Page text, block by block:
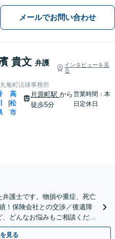
メールでお問い合わせ
貴文 弁護
インタビューを見
る
亀町法律事務所
|
高
松
市
片原町駅 から
徒歩5分
営業時間：本
日定休日
弁護士です。物損や重症、死亡
！保険会社との交渉／後遺障
どんなお悩みもご相談くださ
【片原町駅5分】
見る